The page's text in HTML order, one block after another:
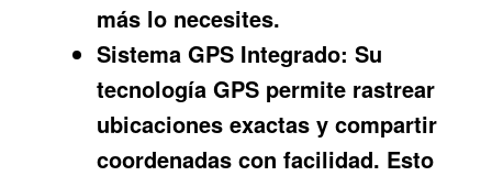
más lo necesites.
Sistema GPS Integrado: Su
tecnología GPS permite rastrear
ubicaciones exactas y compartir
coordenadas con facilidad. Esto